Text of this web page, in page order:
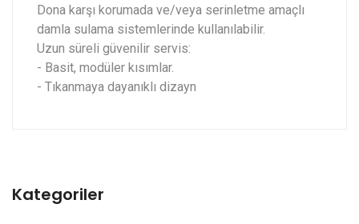
Dona karşı korumada ve/veya serinletme amaçlı
damla sulama sistemlerinde kullanılabilir.
Uzun süreli güvenilir servis:
- Basit, modüler kısımlar.
- Tıkanmaya dayanıklı dizayn
Kategoriler